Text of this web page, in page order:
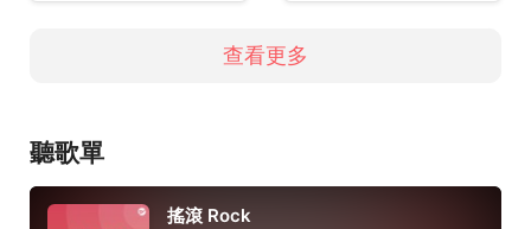
查看更多
聽歌單
搖滾 Rock